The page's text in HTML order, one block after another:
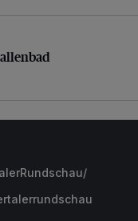
Cronenberg